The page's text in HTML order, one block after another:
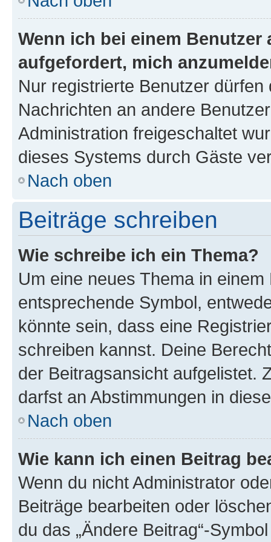
Wenn ich bei einem
aufgefordert, mich
Nur registrierte Benutzer
Nachrichten an andere
Administration freigeschaltet
dieses Systems durch Gäste
Nach oben
Beiträge schreiben
Wie schreibe ich ein Thema?
Um eine neues Thema in
entsprechende Symbol,
könnte sein, dass eine
schreiben kannst. Deine
der Beitragsansicht aufgelistet.
darfst an Abstimmungen in
Nach oben
Wie kann ich einen Beitrag
Wenn du nicht Administrator
Beiträge bearbeiten oder
du das „Ändere Beitrag“-